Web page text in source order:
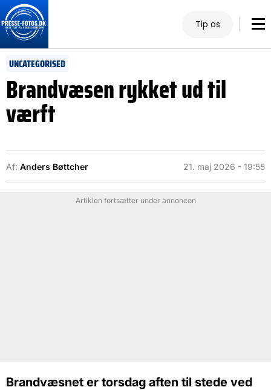
Tip os
UNCATEGORISED
Brandvæsen rykket ud til
værft
Af: Anders Bøttcher 21. maj 2026 - 19:55
Artiklen fortsætter under annoncen
Brandvæsnet er torsdag aften til stede ved